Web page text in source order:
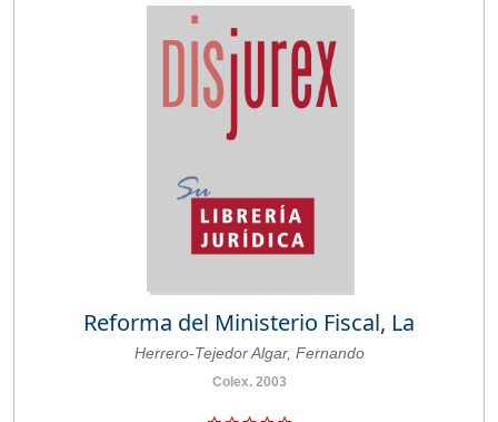
Reforma del Ministerio Fiscal, La
Herrero-Tejedor Algar, Fernando
Colex. 2003